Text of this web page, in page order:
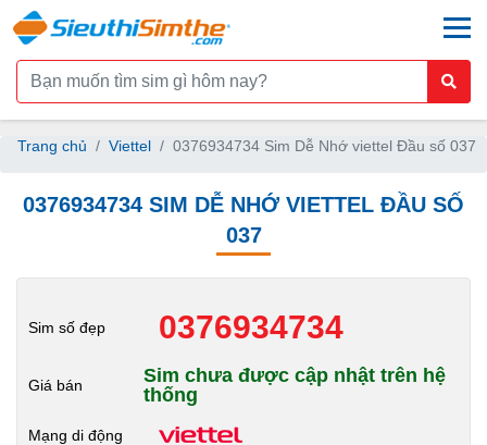
Trang chủ Viettel 0376934734 Sim Dễ Nhớ viettel Đầu số 037
0376934734 SIM DỄ NHỚ VIETTEL ĐẦU SỐ
037
Sim số đẹp 0376934734
Giá bán
Sim chưa được cập nhật trên hệ
thống
Mạng di động